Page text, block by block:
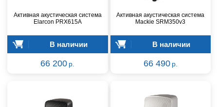
Активная акустическая система
Elarcon PRX615A
В наличии
66 200 р.
Активная акустическая система
Mackie SRM350v3
В наличии
66 490 р.